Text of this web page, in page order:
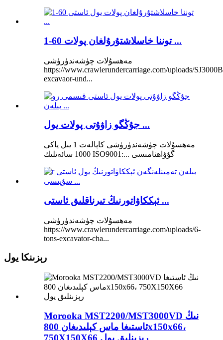
1-60 توننا خاسلاشتۇرۇلغان پولات ...
مەھسۇلات چۈشەندۈرۈشى
https://www.crawlerundercarriage.com/uploads/
excavaor-und...
جۇڭگو زاۋۇتى پولات يول ...
مەھسۇلات چۈشەندۈرۈشى كاپالەت 1 يىل ياكى
1000 سائەتلىك ISO9001:... گۇۋاھنامىسى
ئېككاۋاتورنىڭ تىرناقلىق ئاستى ...
مەھسۇلات چۈشەندۈرۈشى
https://www.crawlerundercarriage.com/uploads/6-
tons-excavator-cha...
رېزىنكا يول
Morooka MST2200/MST3000VD نىڭ
ئاستىغا ماس كېلىدىغان 800x150x66،
750X150X66 رېزىنلىق يول